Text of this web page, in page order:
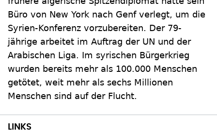
Büro von New York nach Genf verlegt, um die
Syrien-Konferenz vorzubereiten. Der 79-
jährige arbeitet im Auftrag der UN und der
Arabischen Liga. Im syrischen Bürgerkrieg
wurden bereits mehr als 100.000 Menschen
getötet, weit mehr als sechs Millionen
Menschen sind auf der Flucht.